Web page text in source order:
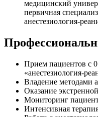
медицинский
первичная
анестезиология-
Прием пациентов с
«анестезиология-
Владение методами
Оказание
Мониторинг
Интенсивная